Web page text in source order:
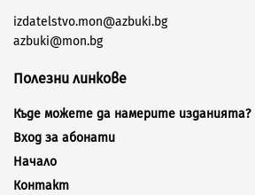
izdatelstvo.mon@azbuki.bg
azbuki@mon.bg
Полезни линкове
Къде можете да намерите изданията?
Вход за абонати
Начало
Контакт